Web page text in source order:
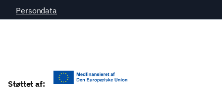
Støttet af:
Persondata
Kontakt